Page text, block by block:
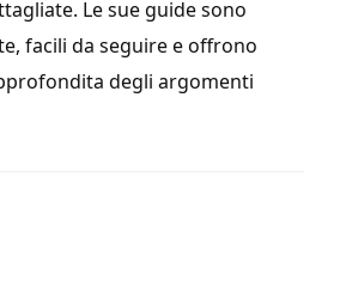
Le sue guide sono
facili da seguire e offrono
degli argomenti